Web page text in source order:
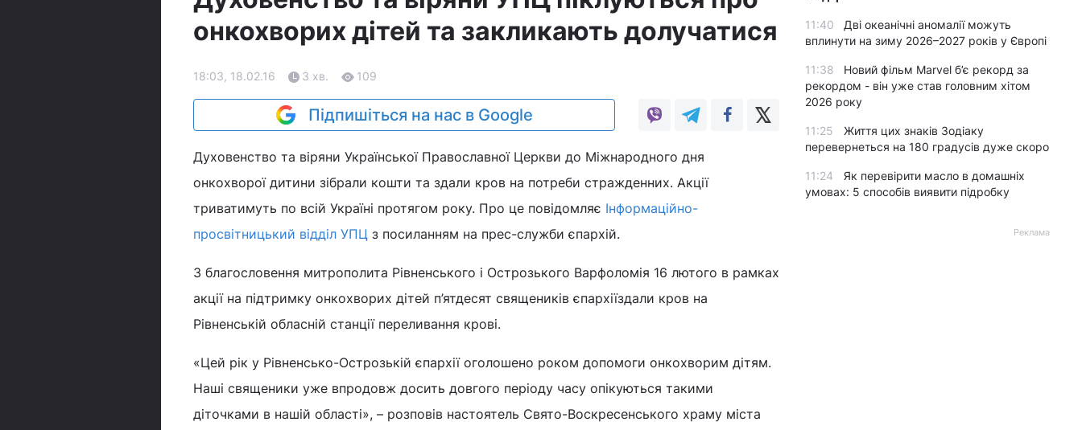
онкохворих дітей та закликають долучатися
18:03, 18.02.16 3 хв. 109
Підпишіться на нас в Google
Духовенство та віряни Української Православної Церкви до Міжнародного дня
онкохворої дитини зібрали кошти та здали кров на потреби стражденних. Акції
триватимуть по всій Україні протягом року. Про це повідомляє Інформаційно-
просвітницький відділ УПЦ з посиланням на прес-служби єпархій.
З благословення митрополита Рівненського і Острозького Варфоломія 16 лютого в рамках
акції на підтримку онкохворих дітей п’ятдесят священиків єпархіїздали кров на
Рівненській обласній станції переливання крові.
«Цей рік у Рівненсько-Острозькій єпархії оголошено роком допомоги онкохворим дітям.
Наші священики уже впродовж досить довгого періоду часу опікуються такими
діточками в нашій області», – розповів настоятель Свято-Воскресенського храму міста
11:40
Дві океанічні аномалії можуть
вплинути на зиму 2026–2027 років у Європі
11:38
Новий фільм Marvel б’є рекорд за
рекордом - він уже став головним хітом
2026 року
11:25
Життя цих знаків Зодіаку
перевернеться на 180 градусів дуже скоро
11:24
Як перевірити масло в домашніх
умовах: 5 способів виявити підробку
Реклама